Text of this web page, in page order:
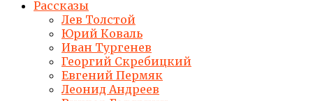
Рассказы
Лев Толстой
Юрий Коваль
Иван Тургенев
Георгий Скребицкий
Евгений Пермяк
Леонид Андреев